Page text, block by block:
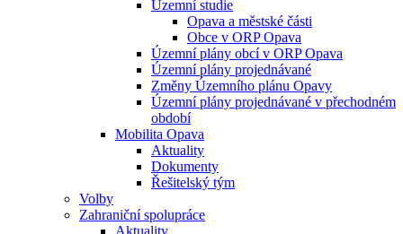
Územní studie
Opava a městské části
Obce v ORP Opava
Územní plány obcí v ORP Opava
Územní plány projednávané
Změny Územního plánu Opavy
Územní plány projednávané v přechodném
období
Mobilita Opava
Aktuality
Dokumenty
Řešitelský tým
Volby
Zahraniční spolupráce